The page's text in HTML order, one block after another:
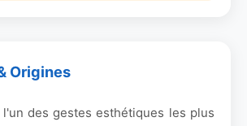
Origines
des gestes esthétiques les plus